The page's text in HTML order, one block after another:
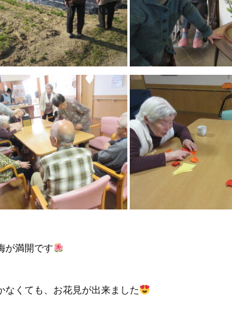
が満開です
なくても、お花見が出来ました